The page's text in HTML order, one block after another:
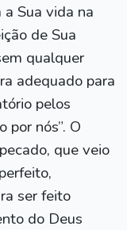
Sua vida na
de Sua
qualquer
adequado para
pelos
por nós”. O
que veio
ser feito
do Deus